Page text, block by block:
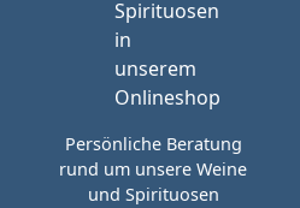
Persönliche Beratung
rund um unsere Weine
und Spirituosen